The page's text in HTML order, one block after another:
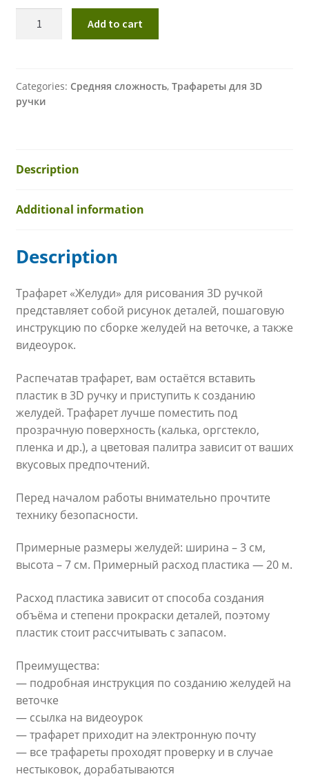
Трафарет
ручки
quantity
Add to cart
Categories: Средняя сложность, Трафареты для 3D
ручки
Description
Additional information
Description
Трафарет «Желуди» для рисования 3D ручкой
представляет собой рисунок деталей, пошаговую
инструкцию по сборке желудей на веточке, а также
видеоурок.
Распечатав трафарет, вам остаётся вставить
пластик в 3D ручку и приступить к созданию
желудей. Трафарет лучше поместить под
прозрачную поверхность (калька, оргстекло,
пленка и др.), а цветовая палитра зависит от ваших
вкусовых предпочтений.
Перед началом работы внимательно прочтите
технику безопасности.
Примерные размеры желудей: ширина – 3 см,
высота – 7 см. Примерный расход пластика — 20 м.
Расход пластика зависит от способа создания
объёма и степени прокраски деталей, поэтому
пластик стоит рассчитывать с запасом.
Преимущества:
— подробная инструкция по созданию желудей на
веточке
— ссылка на видеоурок
— трафарет приходит на электронную почту
— все трафареты проходят проверку и в случае
нестыковок, дорабатываются